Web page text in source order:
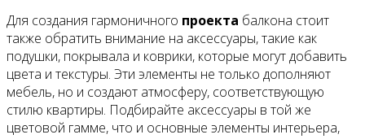
Для создания гармоничного проекта балкона стоит
также обратить внимание на аксессуары, такие как
подушки, покрывала и коврики, которые могут добавить
цвета и текстуры. Эти элементы не только дополняют
мебель, но и создают атмосферу, соответствующую
стилю квартиры. Подбирайте аксессуары в той же
цветовой гамме, что и основные элементы интерьера,